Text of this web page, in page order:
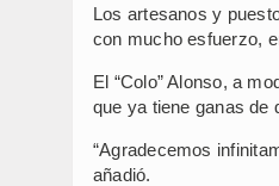
Los artesanos y
con mucho esfuerzo,
El “Colo” Alonso, a
que ya tiene ganas de
“Agradecemos
añadió.